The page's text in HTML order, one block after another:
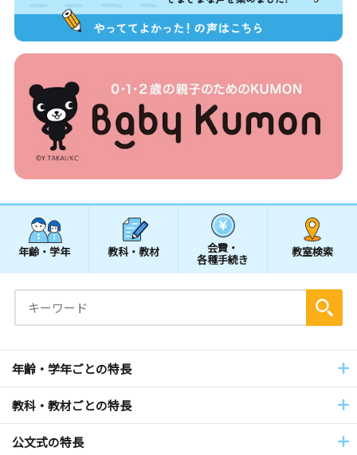
年齢・学年 教科・教材 会費・
各種手続き
教室検索
年齢・学年ごとの特長
教科・教材ごとの特長
公文式の特長